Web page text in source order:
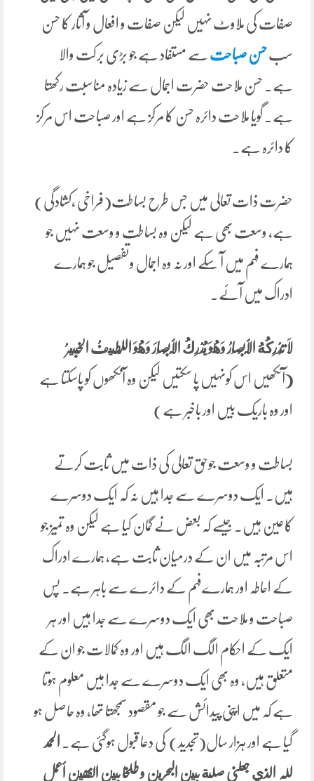
صفات کی ملاوٹ نہیں لیکن صفات و افعال و آثار کا حسن
سب حسن صباحت سے مستفاد ہے جو بڑی برکت والا
ہے۔ حسن ملاحت حضرت اجمال سے زیادہ مناسبت رکھتا
ہے۔ گویا ملاحت دائرہ حسن کا مرکز ہے اور صباحت اس مرکز
کا دائرہ ہے۔
حضرت ذات تعالی میں جس طرح بساطت(فراخی ،کشادگی)
ہے، وسعت بھی ہے لیکن وہ بساطت و وسعت نہیں جو
ہمارے فہم میں آ سکے اور نہ وہ اجمال وتفصیل جو ہمارے
ادراک میں آئے۔
لَا تُدْرِكُهُ الْأَبْصَارُ وَهُوَ يُدْرِكُ الْأَبْصَارَ وَهُوَ اللَّطِيفُ الْخَبِيرُ
(آنکھیں اس کونہیں پا سکتیں لیکن وہ آنکھوں کو پاسکتا ہے
اور وہ باریک بیں اور باخبر ہے)
بساطت و وسعت جوحق تعالی کی ذات میں ثابت کرتے
ہیں۔ ایک دوسرے سے جدا ہیں نہ کہ ایک دوسرے
کاعین ہیں۔ جیسے کہ بعض نے گمان کیا ہے لیکن وہ تمیز جو
اس مرتبہ میں ان کے درمیان ثابت ہے، ہمارے ادراک
کے احاطہ اور ہمارےفہم کے دائرے سے باہر ہے۔ پس
صباحت و ملاحت بھی ایک دوسرے سے جدا ہیں اور ہر
ایک کے احکام الگ الگ ہیں اور وہ کمالات جو ان کے
متعلق ہیں، وہ بھی ایک دوسرے سے جدا ہیں معلوم ہوتا
ہے کہ میں اپنی پیدائش سے جو مقصود سمجھتا تھا، وہ حاصل ہو
گیا ہے اور ہزار سال(تجدید) کی دعا قبول ہوگئی ہے۔ الحمد
للہ الذي جعلنی صلة بين البحرين و طلخا بين الفتين أعمل